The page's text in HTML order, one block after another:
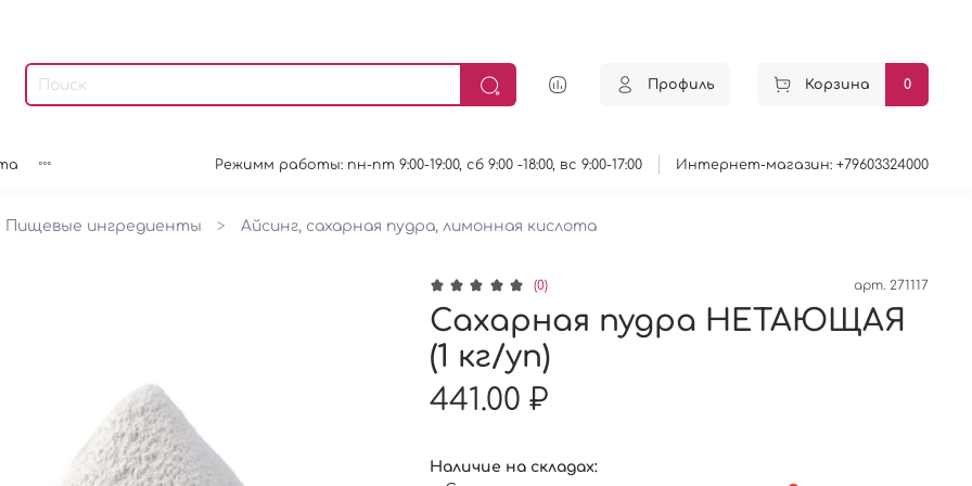
Профиль Корзина 0
Режимм работы: пн-пт 9:00-19:00, сб 9:00 -18:00, вс 9:00-17:00 Интернет-магазин: +79603324000
Пищевые ингредиенты Айсинг, сахарная пудра, лимонная кислота
(0) арт. 271117
Сахарная пудра НЕТАЮЩАЯ
(1 кг/уп)
441.00 ₽
Наличие на складах: